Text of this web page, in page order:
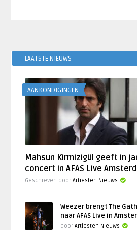
LAATSTE NIEUWS
AANKONDIGINGEN
Mahsun Kirmizigül geeft in
concert in AFAS Live
Geschreven doorArtiesten Nieuws
Weezer brengt The
naar AFAS Live in
doorArtiesten Nieuws